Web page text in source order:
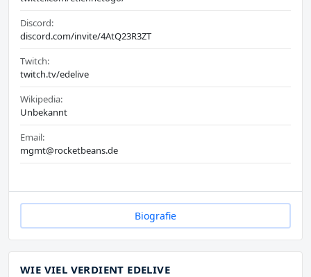
Discord:
discord.com/invite/4AtQ23R3ZT
Twitch:
twitch.tv/edelive
Wikipedia:
Unbekannt
Email:
mgmt@rocketbeans.de
Biografie
WIE VIEL VERDIENT EDELIVE